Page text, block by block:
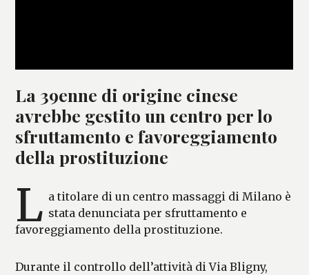
La 39enne di origine cinese
avrebbe gestito un centro per lo
sfruttamento e favoreggiamento
della prostituzione
L a titolare di un centro massaggi di Milano è
stata denunciata per sfruttamento e
favoreggiamento della prostituzione.
Durante il controllo dell’attività di Via Bligny,